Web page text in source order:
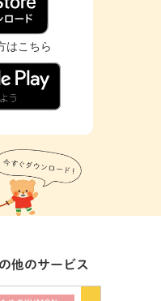
はこちら
他のサービス